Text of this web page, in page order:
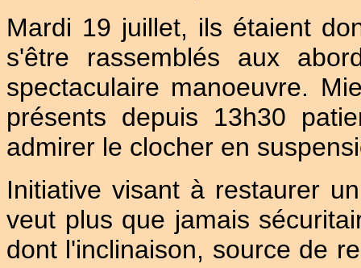
Mardi 19 juillet, ils étaient
s'être rassemblés aux
spectaculaire manoeuvre.
présents depuis 13h30
admirer le clocher en
Initiative visant à restaurer
veut plus que jamais
dont l'inclinaison, source de